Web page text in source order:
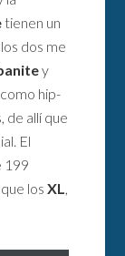
tienen un
los dos me
y
hip-
de allí que
El
199
losXL